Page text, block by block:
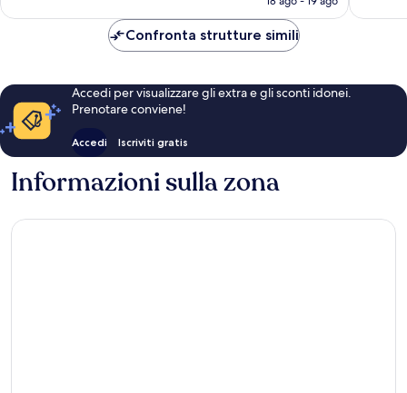
Confronta strutture simili
Accedi per visualizzare gli extra e gli sconti idonei.
Prenotare conviene!
Accedi Iscriviti gratis
Informazioni sulla zona